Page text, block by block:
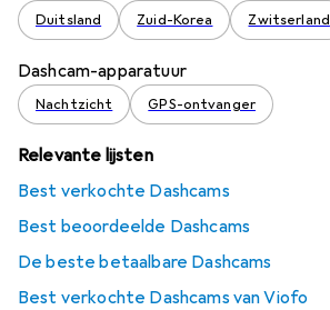
Duitsland Zuid-Korea Zwitserland
Dashcam-apparatuur
Nachtzicht GPS-ontvanger
Relevante lijsten
Best verkochte Dashcams
Best beoordeelde Dashcams
De beste betaalbare Dashcams
Best verkochte Dashcams van Viofo